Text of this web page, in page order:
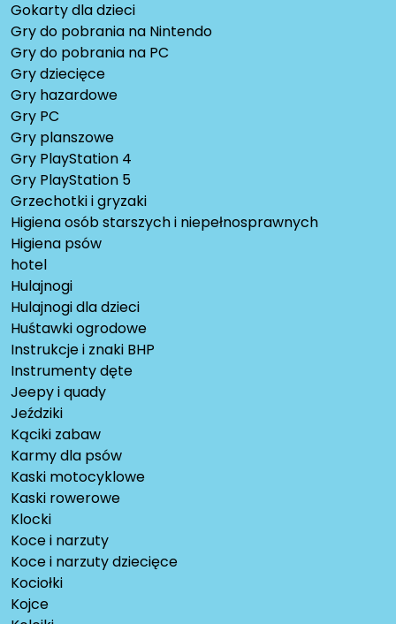
Gokarty dla dzieci
Gry do pobrania na Nintendo
Gry do pobrania na PC
Gry dziecięce
Gry hazardowe
Gry PC
Gry planszowe
Gry PlayStation 4
Gry PlayStation 5
Grzechotki i gryzaki
Higiena osób starszych i niepełnosprawnych
Higiena psów
hotel
Hulajnogi
Hulajnogi dla dzieci
Huśtawki ogrodowe
Instrukcje i znaki BHP
Instrumenty dęte
Jeepy i quady
Jeździki
Kąciki zabaw
Karmy dla psów
Kaski motocyklowe
Kaski rowerowe
Klocki
Koce i narzuty
Koce i narzuty dziecięce
Kociołki
Kojce